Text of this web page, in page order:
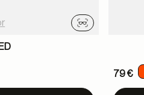
Probador
79 €